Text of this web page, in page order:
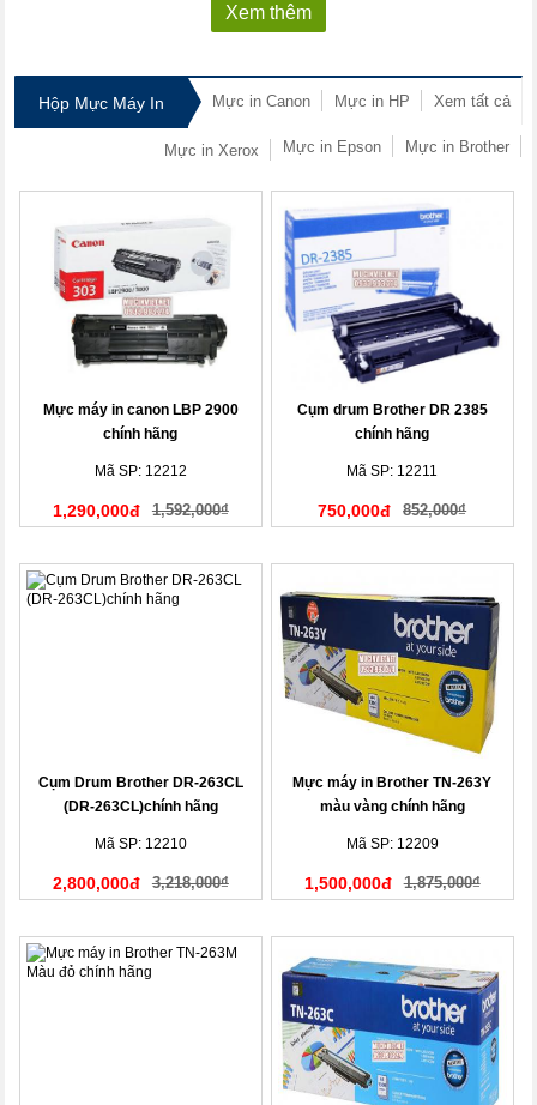
Xem thêm
Hộp Mực Máy In Xem tất cả
Mực in HP
Mực in Canon
Mực in Brother
Mực in Epson
Mực in Xerox
Mực máy in canon LBP 2900
chính hãng
Mã SP: 12212
1,290,000đ 1,592,000₫
Cụm drum Brother DR 2385
chính hãng
Mã SP: 12211
750,000đ 852,000₫
Cụm Drum Brother DR-263CL
(DR-263CL)chính hãng
Mã SP: 12210
2,800,000đ 3,218,000₫
Mực máy in Brother TN-263Y
màu vàng chính hãng
Mã SP: 12209
1,500,000đ 1,875,000₫